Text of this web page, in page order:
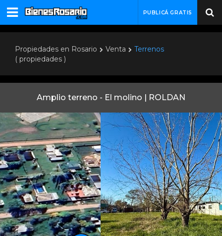
PUBLICÁ GRATIS
Propiedades en Rosario Venta
Terrenos
( propiedades )
Amplio terreno - El molino | ROLDAN